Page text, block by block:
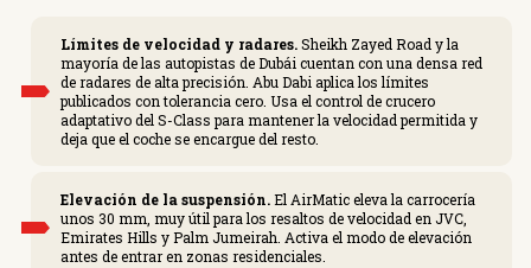
Límites de velocidad y radares.Sheikh Zayed Road y la
mayoría de las autopistas de Dubái cuentan con una densa red
de radares de alta precisión. Abu Dabi aplica los límites
publicados con tolerancia cero. Usa el control de crucero
adaptativo del S-Class para mantener la velocidad permitida y
deja que el coche se encargue del resto.
Elevación de la suspensión.El AirMatic eleva la carrocería
unos 30 mm, muy útil para los resaltos de velocidad en JVC,
Emirates Hills y Palm Jumeirah. Activa el modo de elevación
antes de entrar en zonas residenciales.